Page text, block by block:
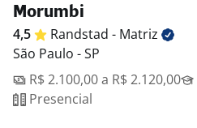
Morumbi
4,5 Randstad - Matriz
São Paulo - SP
R$ 2.100,00 a R$ 2.120,00
Presencial